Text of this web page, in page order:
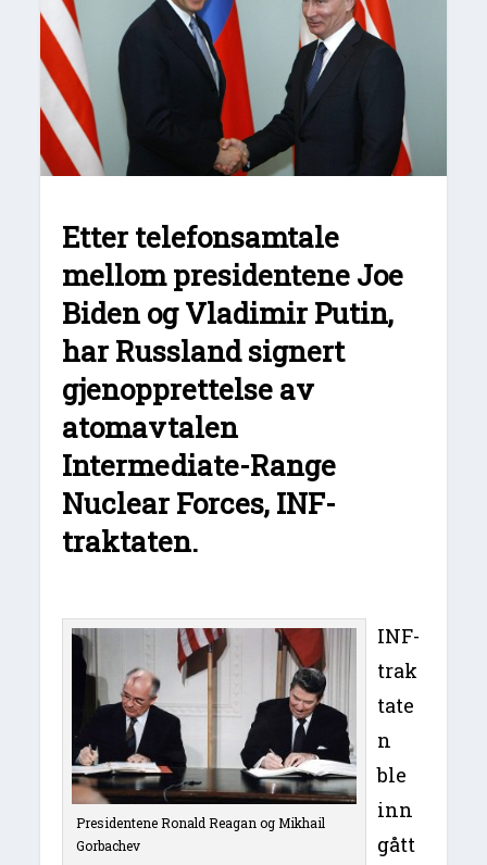
Etter telefonsamtale
mellom presidentene Joe
Biden og Vladimir Putin,
har Russland signert
gjenopprettelse av
atomavtalen
Intermediate-Range
Nuclear Forces, INF-
traktaten.
Presidentene Ronald Reagan og Mikhail
Gorbachev
INF-
trak
tate
n
ble
inn
gått